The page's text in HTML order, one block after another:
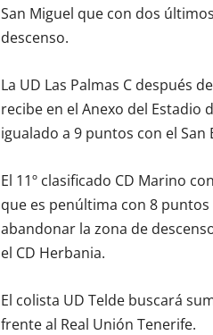
San Miguel que con dos
descenso.
La UD Las Palmas C después
recibe en el Anexo del Estadio
igualado a 9 puntos con el
El 11º clasificado CD Marino
que es penúltima con 8
abandonar la zona de
el CD Herbania.
El colista UD Telde buscará
frente al Real Unión Tenerife.